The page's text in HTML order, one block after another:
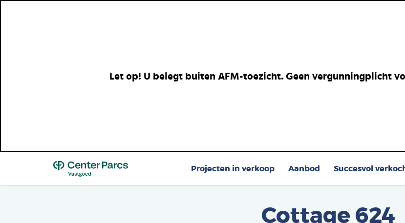
Let op! U belegt buiten AFM-toezicht. Geen vergunningplicht
Top
Projecten in verkoop Aanbod Succesvol
Cottage 624